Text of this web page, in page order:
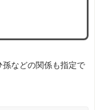
などの関係も指定で